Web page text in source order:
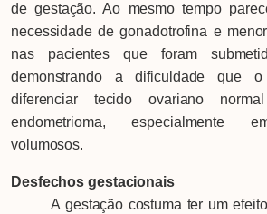
de gestação. Ao mesmo tempo
necessidade de gonadotrofina e
nas pacientes que foram
demonstrando a dificuldade que
diferenciar tecido ovariano
endometrioma, especialmente
volumosos.
Desfechos gestacionais
A gestação costuma ter um efeito